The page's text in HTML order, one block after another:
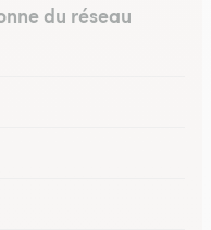
du réseau